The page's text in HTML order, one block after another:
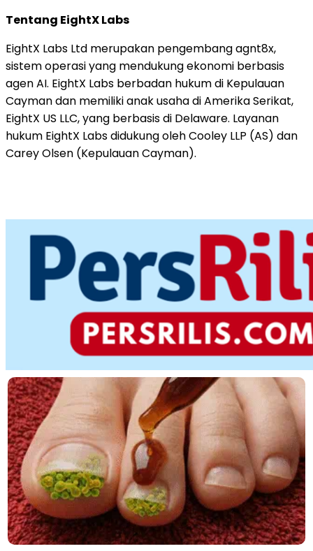
Tentang EightX Labs
EightX Labs Ltd merupakan pengembang agnt8x,
sistem operasi yang mendukung ekonomi berbasis
agen AI. EightX Labs berbadan hukum di Kepulauan
Cayman dan memiliki anak usaha di Amerika Serikat,
EightX US LLC, yang berbasis di Delaware. Layanan
hukum EightX Labs didukung oleh Cooley LLP (AS) dan
Carey Olsen (Kepulauan Cayman).